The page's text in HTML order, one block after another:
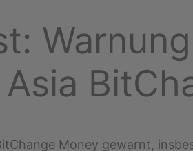
Money gewarnt,